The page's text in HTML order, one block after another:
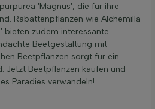
'Magnus', die für ihre
Rabattenpflanzen wie Alchemilla
bieten zudem interessante
Beetgestaltung mit
Beetpflanzen sorgt für ein
Jetzt Beetpflanzen kaufen und
Paradies verwandeln!